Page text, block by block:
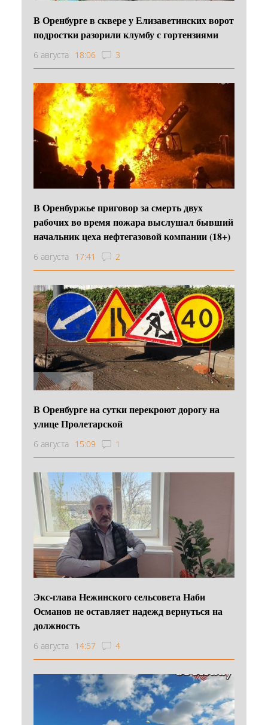
В Оренбурге в сквере у Елизаветинских ворот
подростки разорили клумбу с гортензиями
6 августа 18:06 3
В Оренбуржье приговор за смерть двух
рабочих во время пожара выслушал бывший
начальник цеха нефтегазовой компании (18+)
6 августа 17:41 2
В Оренбурге на сутки перекроют дорогу на
улице Пролетарской
6 августа 15:09 1
Экс-глава Нежинского сельсовета Наби
Османов не оставляет надежд вернуться на
должность
6 августа 14:57 4